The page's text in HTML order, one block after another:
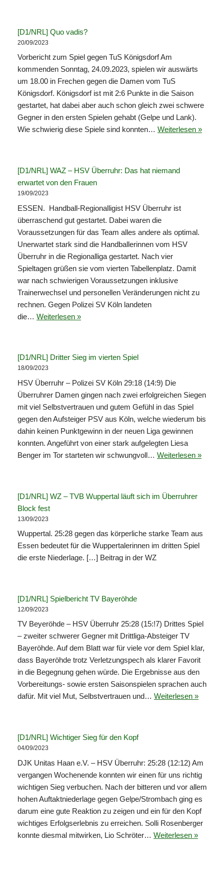
[D1/NRL] Quo vadis?
20/09/2023
Vorbericht zum Spiel gegen TuS Königsdorf Am
kommenden Sonntag, 24.09.2023, spielen wir auswärts
um 18.00 in Frechen gegen die Damen vom TuS
Königsdorf. Königsdorf ist mit 2:6 Punkte in die Saison
gestartet, hat dabei aber auch schon gleich zwei schwere
Gegner in den ersten Spielen gehabt (Gelpe und Lank).
Wie schwierig diese Spiele sind konnten… Weiterlesen »
[D1/NRL] WAZ – HSV Überruhr: Das hat niemand
erwartet von den Frauen
19/09/2023
ESSEN. Handball-Regionalligist HSV Überruhr ist
überraschend gut gestartet. Dabei waren die
Voraussetzungen für das Team alles andere als optimal.
Unerwartet stark sind die Handballerinnen vom HSV
Überruhr in die Regionalliga gestartet. Nach vier
Spieltagen grüßen sie vom vierten Tabellenplatz. Damit
war nach schwierigen Voraussetzungen inklusive
Trainerwechsel und personellen Veränderungen nicht zu
rechnen. Gegen Polizei SV Köln landeten
die… Weiterlesen »
[D1/NRL] Dritter Sieg im vierten Spiel
18/09/2023
HSV Überruhr – Polizei SV Köln 29:18 (14:9) Die
Überruhrer Damen gingen nach zwei erfolgreichen Siegen
mit viel Selbstvertrauen und gutem Gefühl in das Spiel
gegen den Aufsteiger PSV aus Köln, welche wiederum bis
dahin keinen Punktgewinn in der neuen Liga gewinnen
konnten. Angeführt von einer stark aufgelegten Liesa
Benger im Tor starteten wir schwungvoll… Weiterlesen »
[D1/NRL] WZ – TVB Wuppertal läuft sich im Überruhrer
Block fest
13/09/2023
Wuppertal. 25:28 gegen das körperliche starke Team aus
Essen bedeutet für die Wuppertalerinnen im dritten Spiel
die erste Niederlage. […] Beitrag in der WZ
[D1/NRL] Spielbericht TV Bayeröhde
12/09/2023
TV Beyeröhde – HSV Überruhr 25:28 (15:!7) Drittes Spiel
– zweiter schwerer Gegner mit Drittliga-Absteiger TV
Bayeröhde. Auf dem Blatt war für viele vor dem Spiel klar,
dass Bayeröhde trotz Verletzungspech als klarer Favorit
in die Begegnung gehen würde. Die Ergebnisse aus den
Vorbereitungs- sowie ersten Saisonspielen sprachen auch
dafür. Mit viel Mut, Selbstvertrauen und… Weiterlesen »
[D1/NRL] Wichtiger Sieg für den Kopf
04/09/2023
DJK Unitas Haan e.V. – HSV Überruhr: 25:28 (12:12) Am
vergangen Wochenende konnten wir einen für uns richtig
wichtigen Sieg verbuchen. Nach der bitteren und vor allem
hohen Auftaktniederlage gegen Gelpe/Strombach ging es
darum eine gute Reaktion zu zeigen und ein für den Kopf
wichtiges Erfolgserlebnis zu erreichen. Solli Rosenberger
konnte diesmal mitwirken, Lio Schröter… Weiterlesen »